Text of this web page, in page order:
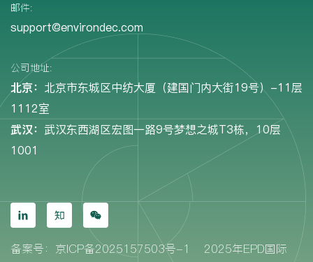
邮件:
support@environdec.com
公司地址:
北京： 北京市东城区中纺大厦（建国门内大街19号）-11层
1112室
武汉： 武汉东西湖区宏图一路9号梦想之城T3栋，10层
1001
备案号：京ICP备2025157503号-1 2025年EPD国际